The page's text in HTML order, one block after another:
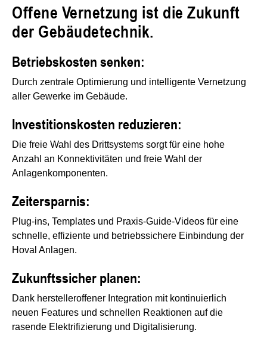
Offene Vernetzung ist die Zukunft
der Gebäudetechnik.
Betriebskosten senken:
Durch zentrale Optimierung und intelligente Vernetzung
aller Gewerke im Gebäude.
Investitionskosten reduzieren:
Die freie Wahl des Drittsystems sorgt für eine hohe
Anzahl an Konnektivitäten und freie Wahl der
Anlagenkomponenten.
Zeitersparnis:
Plug-ins, Templates und Praxis-Guide-Videos für eine
schnelle, effiziente und betriebssichere Einbindung der
Hoval Anlagen.
Zukunftssicher planen:
Dank herstelleroffener Integration mit kontinuierlich
neuen Features und schnellen Reaktionen auf die
rasende Elektrifizierung und Digitalisierung.